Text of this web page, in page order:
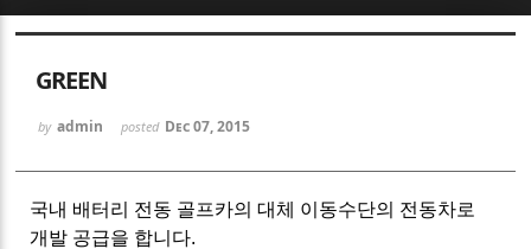
GREEN
by admin posted Dec 07, 2015
국내 배터리 전동 골프카의 대체 이동수단의 전동차로
개발 공급을 합니다.
Sketchbook5, 스케치북5